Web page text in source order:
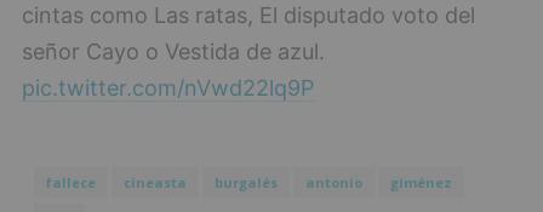
cintas como Las ratas, El disputado voto del
señor Cayo o Vestida de azul.
pic.twitter.com/nVwd22lq9P
fallece cineasta burgalés antonio
giménez